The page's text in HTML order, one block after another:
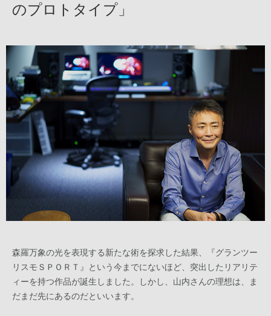
のプロトタイプ」
森羅万象の光を表現する新たな術を探求した結果、『グランツー
リスモＳＰＯＲＴ』という今までにないほど、突出したリアリテ
ィーを持つ作品が誕生しました。しかし、山内さんの理想は、ま
だまだ先にあるのだといいます。